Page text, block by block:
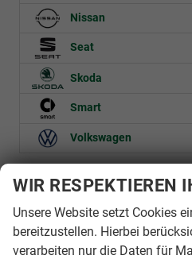
Nissan
Seat
Skoda
Smart
Volkswagen
Geparkte
WIR RESPEKTIEREN
Unsere Website setzt Cookies
bereitzustellen. Hierbei
verarbeiten nur die Daten für